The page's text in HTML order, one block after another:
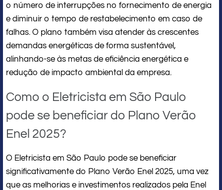
o número de interrupções no fornecimento de energia
e diminuir o tempo de restabelecimento em caso de
falhas. O plano também visa atender às crescentes
demandas energéticas de forma sustentável,
alinhando-se às metas de eficiência energética e
redução de impacto ambiental da empresa.
Como o Eletricista em São Paulo
pode se beneficiar do Plano Verão
Enel 2025?
O Eletricista em São Paulo pode se beneficiar
significativamente do Plano Verão Enel 2025, uma vez
que as melhorias e investimentos realizados pela Enel